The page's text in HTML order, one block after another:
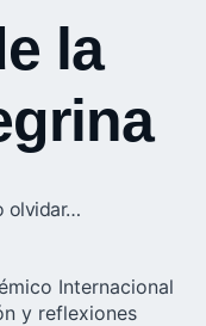
la
olvidar…
Internacional
y reflexiones